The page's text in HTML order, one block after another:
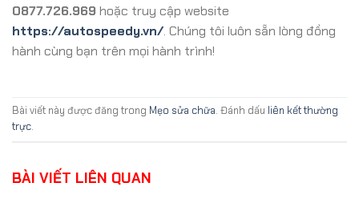
0877.726.969 hoặc truy cập website
https://autospeedy.vn/. Chúng tôi luôn sẵn lòng đồng
hành cùng bạn trên mọi hành trình!
Bài viết này được đăng trong Mẹo sửa chữa. Đánh dấu liên kết thường
trực.
BÀI VIẾT LIÊN QUAN